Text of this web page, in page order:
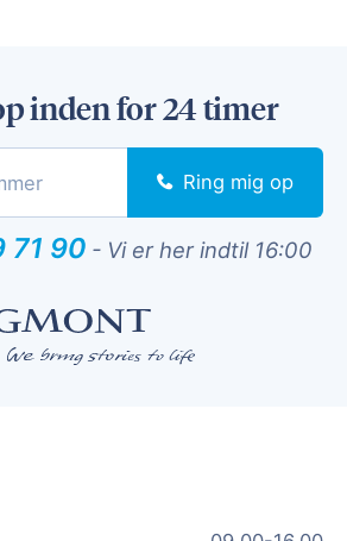
inden for 24 timer
Ring mig op
71 90 - Vi er her indtil 16:00